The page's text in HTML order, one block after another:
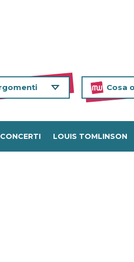
Cosa
LOUIS TOMLINSON